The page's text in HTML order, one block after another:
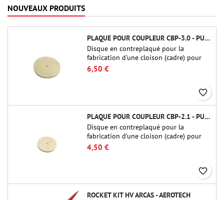
NOUVEAUX PRODUITS
PLAQUE POUR COUPLEUR CBP-3.0 - PUBLIC MISSILES LTD.
Disque en contreplaqué pour la
fabrication d'une cloison (cadre) pour
raccords tubulaires de 75 mm de Public
Missiles Ltd. (PT-3.0/QT-3.0)
6,50 €
favorite_border
PLAQUE POUR COUPLEUR CBP-2.1 - PUBLIC MISSILES LTD.
Disque en contreplaqué pour la
fabrication d'une cloison (cadre) pour
raccords tubulaires de 54 mm de Public
Missiles Ltd. (PT-2.1 ou QT-2.1)
4,50 €
favorite_border
ROCKET KIT HV ARCAS - AEROTECH